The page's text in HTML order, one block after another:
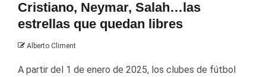
Cristiano, Neymar, Salah…las
estrellas que quedan libres
Alberto Climent
A partir del 1 de enero de 2025, los clubes de fútbol